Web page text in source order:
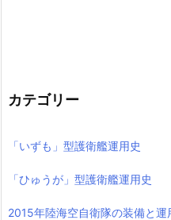
カテゴリー
「いずも」型護衛艦運用史
「ひゅうが」型護衛艦運用史
2015年陸海空自衛隊の装備と運